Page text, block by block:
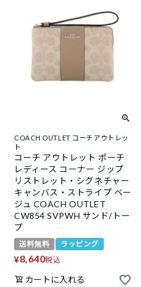
COACH OUTLET コーチアウトレッ
ト
コーチ アウトレット ポーチ
レディース コーナー ジップ
リストレット・シグネチャー
キャンバス・ストライプ ベー
ジュ COACH OUTLET
CW854 SVPWH サンド/トー
プ
送料無料 ラッピング
¥8,640税込
カートに入れる